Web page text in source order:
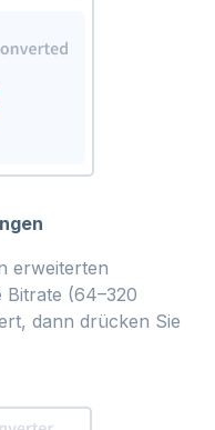
erweiterten
Bitrate (64–320
dann drücken Sie